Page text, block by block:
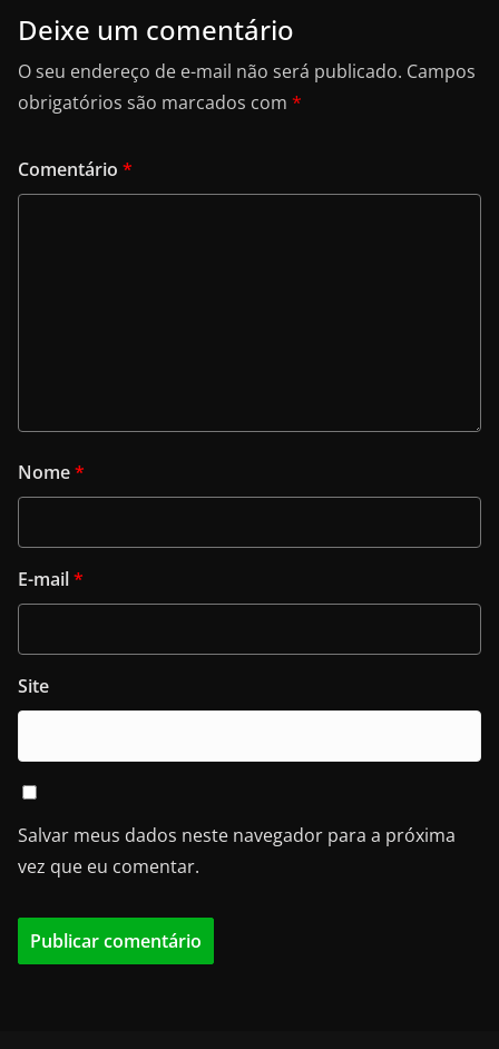
Deixe um comentário
O seu endereço de e-mail não será publicado. Campos
obrigatórios são marcados com *
Comentário *
Nome*
E-mail*
Site
Salvar meus dados neste navegador para a próxima
vez que eu comentar.